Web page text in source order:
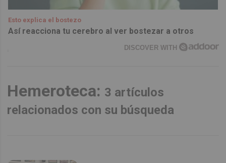
Esto explica el bostezo
Así reacciona tu cerebro al ver bostezar a otros
DISCOVER WITH
Hemeroteca: 3 artículos
relacionados con su búsqueda